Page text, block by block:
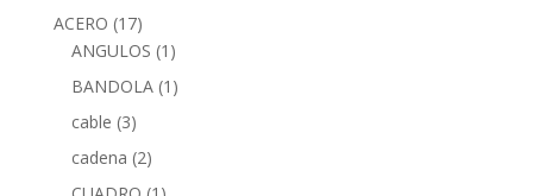
ACERO (17)
ANGULOS (1)
BANDOLA (1)
cable (3)
cadena (2)